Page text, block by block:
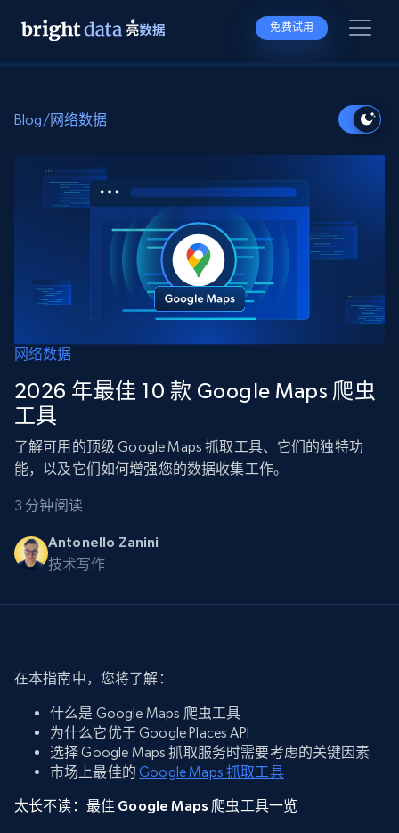
免费试用
Blog/网络数据
网络数据
2026 年最佳 10 款 Google Maps 爬虫
工具
了解可用的顶级 Google Maps 抓取工具、它们的独特功
能，以及它们如何增强您的数据收集工作。
3 分钟阅读
Antonello Zanini
技术写作
在本指南中，您将了解：
什么是 Google Maps 爬虫工具
为什么它优于 Google Places API
选择 Google Maps 抓取服务时需要考虑的关键因素
市场上最佳的Google Maps 抓取工具
太长不读：最佳 Google Maps 爬虫工具一览